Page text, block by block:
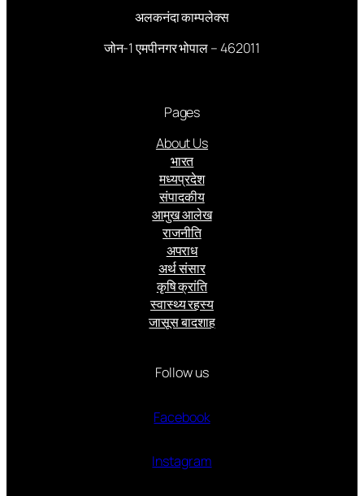
अलकनंदा काम्पलेक्स
जोन-1 एमपीनगर भोपाल – 462011
Pages
About Us
भारत
मध्यप्रदेश
संपादकीय
आमुख आलेख
राजनीति
अपराध
अर्थ संसार
कृषि क्रांति
स्वास्थ्य रहस्य
जासूस बादशाह
Follow us
Facebook
Instagram